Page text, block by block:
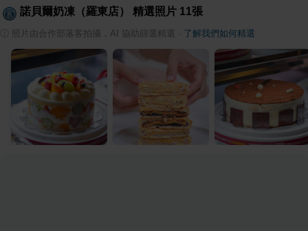
諾貝爾奶凍（羅東店） 精選照片 11張
照片由合作部落客拍攝，AI 協助篩選精選 了解我們如何精選